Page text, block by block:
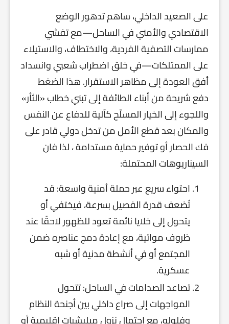
على الصعيد الداخلي، ساهم تدهور الوضع
الاقتصادي والأمني في الساحل—مع تفشي
ممارسات التصفية الفردية، والاختطاف، والاستيلاء
على الممتلكات—في خلق اضطراب شعبي وانسداد
أفق العودة إلى مظاهر الاستقرار. هذا الضغط
دفع شريحة من أبناء الطائفة إلى تبني خطاب «الثأر»
واللجوء إلى الخيار المسلّح كآلية للدفاع عن النفس
والمكان بعد قطع الأمل من تدخل دولي قادر على
فك الحصار أو توفير حماية مستدامة ، لذا فان
السيناريوهات المحتملة:
احتواء سريع عبر حملة أمنية واسعة: قد
تُضعف قدرة الفصيل بسرعة، فيختفي أو
يتحول إلى خلايا نائمة تعود للظهور لاحقًا عند
ظروف مواتية، مع إعادة دمج عناصره ضمن
المجتمع أو في أنشطة مدنية أو شبه
عسكرية.
تصاعد الصدامات في الساحل: تتحول
المواجهات إلى صراع داخلي بين أجنحة النظام
وفلوله، مع احتمال نزول ميليشيات إقليمية أو